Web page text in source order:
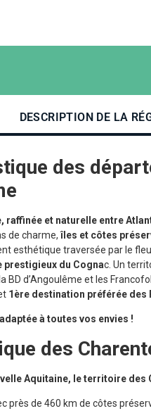
DESCRIPTION DE LA
des
raffinée et naturelle entre
de charme,îles et côtes
esthétique traversée par le
prestigieux du Cognac. Un
BD d’Angoulême et les
1ère destination préférée des
à toutes vos envies !
des
Aquitaine, le territoire des
près de 460 km de côtes